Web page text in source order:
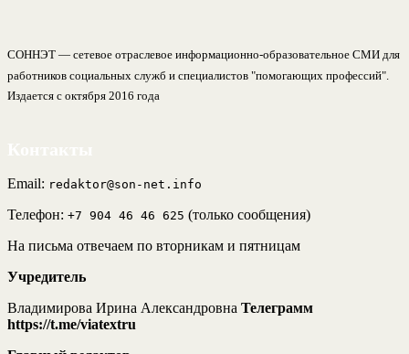
СОННЭТ — сетевое отраслевое информационно-образовательное СМИ для
работников социальных служб и специалистов "помогающих профессий".
Издается с октября 2016 года
Email: redaktor@son-net.info
Телефон: +7 904 46 46 625 (только сообщения)
На письма отвечаем по вторникам и пятницам
Учредитель
Владимирова Ирина Александровна Телеграмм
https://t.me/viatextru